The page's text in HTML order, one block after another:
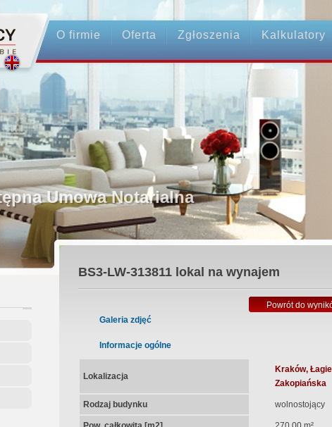
O firmie Oferta Zgłoszenia Kalkulatory
Gratis -
BS3-LW-313811lokal na wynajem
Powrót do
Galeria zdjęć
Informacje ogólne
Lokalizacja
Kraków,
Zakopiańska
Rodzaj budynku wolnostojący